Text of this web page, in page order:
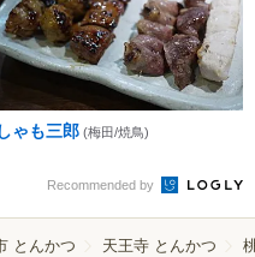
しゃも三郎 (梅田/焼鳥)
Recommended by
とんかつ 天王寺 とんかつ